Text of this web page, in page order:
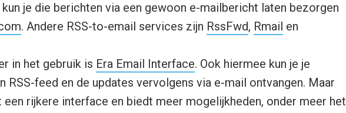
je die berichten via een gewoon e-mailbericht laten bezorgen
. Andere RSS-to-email services zijn RssFwd, Rmail en
in het gebruik is Era Email Interface. Ook hiermee kun je je
RSS-feed en de updates vervolgens via e-mail ontvangen. Maar
een rijkere interface en biedt meer mogelijkheden, onder meer het